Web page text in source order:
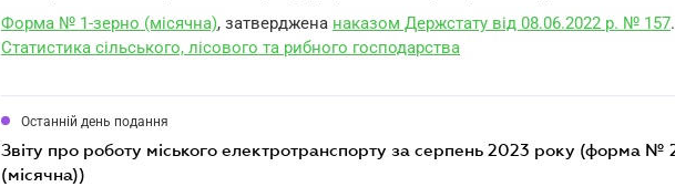
Форма № 1-зерно (місячна), затверджена наказом Держстату від 08.06.2022 р. № 157.
Статистика сільського, лісового та рибного господарства
Останній день подання
звіту про роботу міського електротранспорту за серпень 2023 року (форма № 2-етр
(місячна))